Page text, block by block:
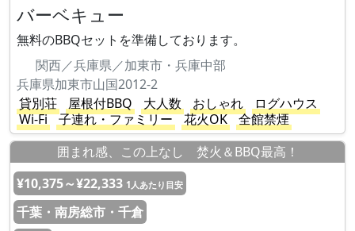
バーベキュー
無料のBBQセットを準備しております。
関西／兵庫県／加東市・兵庫中部
兵庫県加東市山国2012-2
貸別荘
屋根付BBQ 大人数 おしゃれ
ログハウス
Wi-Fi
子連れ・ファミリー 花火OK
全館禁煙
囲まれ感、この上なし 焚火＆BBQ最高！
¥10,375～¥22,333 1人あたり目安
千葉・南房総市・千倉